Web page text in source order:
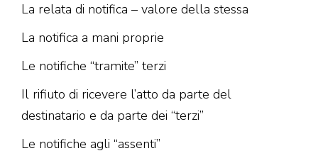
La relata di notifica – valore della stessa
La notifica a mani proprie
Le notifiche “tramite” terzi
Il rifiuto di ricevere l’atto da parte del
destinatario e da parte dei “terzi”
Le notifiche agli “assenti”